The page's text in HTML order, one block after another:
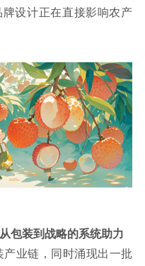
牌设计正在直接影响农产
包装到战略的系统助力
业链，同时涌现出一批